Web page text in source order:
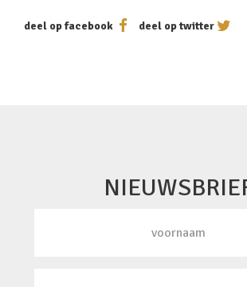
deel op facebook deel op twitter